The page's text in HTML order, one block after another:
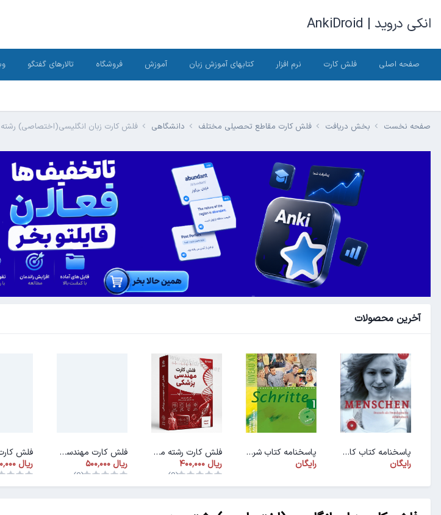
انکی دروید | AnkiDroid
صفحه اصلی فلش کارت نرم افزار کتابهای آموزش زبان آموزش فروشگاه تالارهای گفتگو
صفحه نخست بخش دریافت فلش کارت مقاطع تحصیلی مختلف دانشگاهی فلش کارت زبان انگلیسی(اختصاصی)
آخرین محصولات
پاسخنامه کتاب کار ArbeitsbuchMenschen A1.1
رایگان
پاسخنامه کتاب شریته ۱ (PDF)
رایگان
فلش کارت رشته مهندسی پزشکی
(0)
فلش کارت مهندسی بهداشت و ایمنی کار
(0)